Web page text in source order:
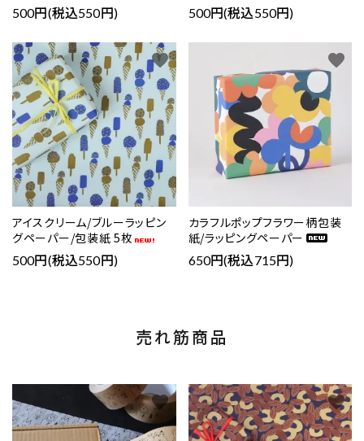
500円(税込550円) 500円(税込550円)
アイスクリーム/ブルーラッピン
グペーパー/包装紙 5枚
500円(税込550円)
favorite
カラフルポップフラワー柄包装
紙/ラッピングペーパー
650円(税込715円)
favorite
売れ筋商品
favorite favorite